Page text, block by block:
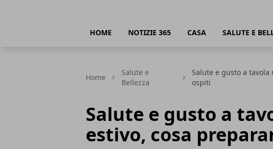
HOME NOTIZIE 365 CASA SALUTE E
Home
Salute e
Bellezza
Salute e gusto a
ospiti
Salute e gusto a
estivo, cosa